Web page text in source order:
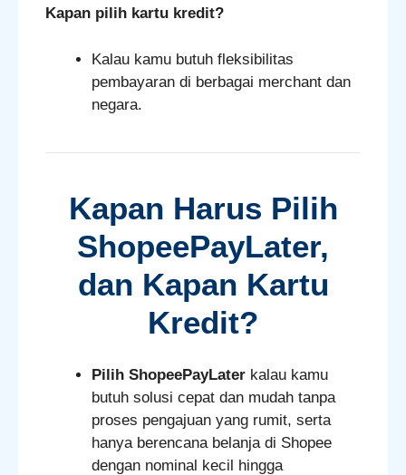
Kapan pilih kartu kredit?
Kalau kamu butuh fleksibilitas
pembayaran di berbagai merchant dan
negara.
Kapan Harus Pilih
ShopeePayLater,
dan Kapan Kartu
Kredit?
Pilih ShopeePayLater kalau kamu
butuh solusi cepat dan mudah tanpa
proses pengajuan yang rumit, serta
hanya berencana belanja di Shopee
dengan nominal kecil hingga